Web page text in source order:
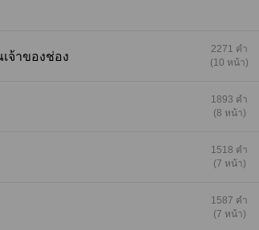
จ้าของช่อง
2271 คำ
(10 หน้า)
1893 คำ
(8 หน้า)
1518 คำ
(7 หน้า)
1587 คำ
(7 หน้า)